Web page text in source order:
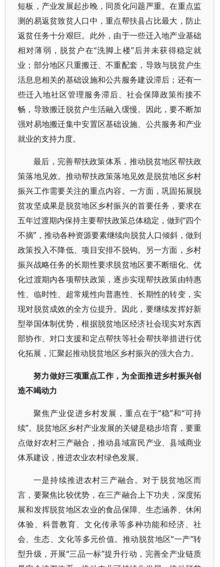
短板，产业发展起步晚，同质化问题严重。在重点监
测的易返贫致贫人口中，重点帮扶县占比最大，防止
返贫任务十分艰巨。此外，由于一些迁入地产业基础
相对薄弱，脱贫户在“洗脚上楼”后并未获得稳定就
业；部分地区只重搬迁、不重配套，导致与脱贫户生
活息息相关的基础设施和公共服务建设滞后；还有一
些迁入地社区管理服务滞后、社会保障政策衔接不
畅，导致搬迁脱贫户生活融入缓慢。因此，要不断加
强对易地搬迁集中安置区基础设施、公共服务和产业
就业的支持力度。
最后，完善帮扶政策体系，推动脱贫地区帮扶政
策落地见效。推动帮扶政策落地见效是脱贫地区乡村
振兴工作需要关注的重点内容。一方面，巩固拓展脱
贫攻坚成果是脱贫地区乡村振兴的首要任务，要求在
五年过渡期内保持主要帮扶政策总体稳定，做到“四个
不摘”，推动各种资源要素继续向脱贫人口倾斜，做到
政策投入不降低、项目安排不脱钩。另一方面，乡村
振兴战略任务的长期性要求脱贫地区要不断细化、优
化过渡期内各项帮扶政策，逐步实现帮扶政策由特惠
性、临时性、超常规性向普惠性、长期性的转变，实
现对脱贫成效的全方位提升。因此，要继续发挥好新
型举国体制优势，根据脱贫地区经济社会现实对东西
部协作、对口支援和定点帮扶等社会帮扶举措进行优
化拓展，汇聚起推动脱贫地区乡村振兴的强大合力。
努力做好三项重点工作，为全面推进乡村振兴创
造不竭动力
聚焦产业促进乡村发展，重点在于“稳”和“可持
续”。脱贫地区乡村产业发展的关键是稳步培育，要重
点做好农村三产融合，推动县域富民产业、县域商业
体系建设，推进农业农村绿色发展。
一是持续推进农村三产融合。对于脱贫地区而
言，要聚焦比较优势，在三产融合上下功夫，深度拓
展和发挥脱贫地区农业的食品保障、生态涵养、休闲
体验、科普教育、文化传承等多种功能和经济、社
会、生态、文化等多元价值。推动脱贫地区“一产”转
型升级，开展“三品一标”提升行动，完善全产业链质